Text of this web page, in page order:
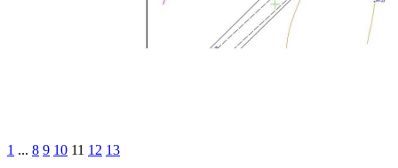
1 ... 8 9 10 11 12 13